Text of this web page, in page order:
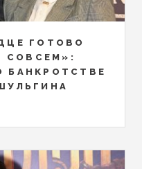
ГОТОВО
СОВСЕМ»:
БАНКРОТСТВЕ